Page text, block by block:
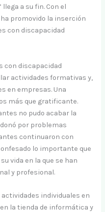
a su fin. Con el
promovido la inserción
con discapacidad
con discapacidad
actividades formativas y,
en empresas. Una
más que gratificante.
no pudo acabar la
por problemas
continuaron con
lo importante que
vida en la que se han
y profesional.
individuales en
la tienda de informática y